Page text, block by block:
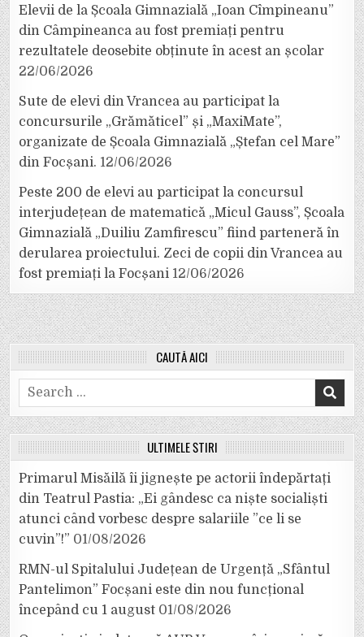
Elevii de la Școala Gimnazială „Ioan Cîmpineanu”
din Câmpineanca au fost premiați pentru
rezultatele deosebite obținute în acest an școlar
22/06/2026
Sute de elevi din Vrancea au participat la
concursurile „Grămăticel” și „MaxiMate”,
organizate de Școala Gimnazială „Ștefan cel Mare”
din Focșani. 12/06/2026
Peste 200 de elevi au participat la concursul
interjudețean de matematică „Micul Gauss”, Școala
Gimnazială „Duiliu Zamfirescu” fiind parteneră în
derularea proiectului. Zeci de copii din Vrancea au
fost premiați la Focșani 12/06/2026
CAUTĂ AICI
Search
for:
ULTIMELE ȘTIRI
Primarul Misăilă îi jignește pe actorii îndepărtați
din Teatrul Pastia: „Ei gândesc ca niște socialiști
atunci când vorbesc despre salariile ”ce li se
cuvin”!” 01/08/2026
RMN-ul Spitalului Județean de Urgență „Sfântul
Pantelimon” Focșani este din nou funcțional
începând cu 1 august 01/08/2026